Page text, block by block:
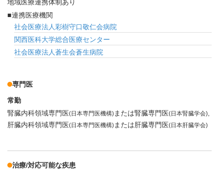
地域医療連携体制あり
連携医療機関
社会医療法人彩樹守口敬仁会病院
関西医科大学総合医療センター
社会医療法人蒼生会蒼生病院
専門医
常勤
腎臓内科領域専門医(日本専門医機構)または腎臓専門医(日本腎臓学会)
肝臓内科領域専門医(日本専門医機構)または肝臓専門医(日本肝臓学会)
治療/対応可能な疾患